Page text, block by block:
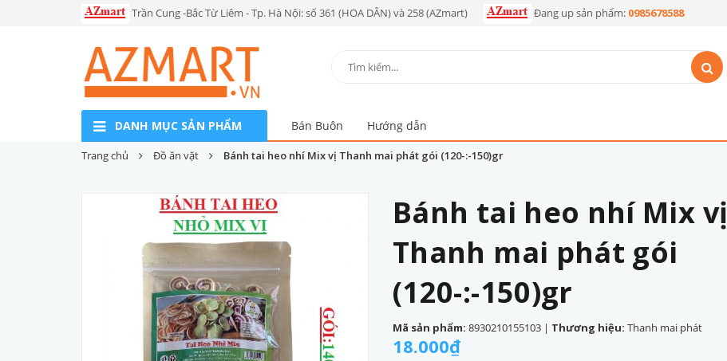
Trần Cung -Bắc Từ Liêm - Tp. Hà Nội: số 361 (HOA DÂN) và 258 (AZmart) Đang up sản phẩm: 0985678588
DANH MỤC SẢN PHẨM Bán Buôn Hướng dẫn
Trang chủ Đồ ăn vặt Bánh tai heo nhí Mix vị Thanh mai phát gói (120-:-150)gr
Bánh tai heo nhí Mix vị
Thanh mai phát gói
(120-:-150)gr
Mã sản phẩm: 8930210155103 | Thương hiệu: Thanh mai phát
18.000₫